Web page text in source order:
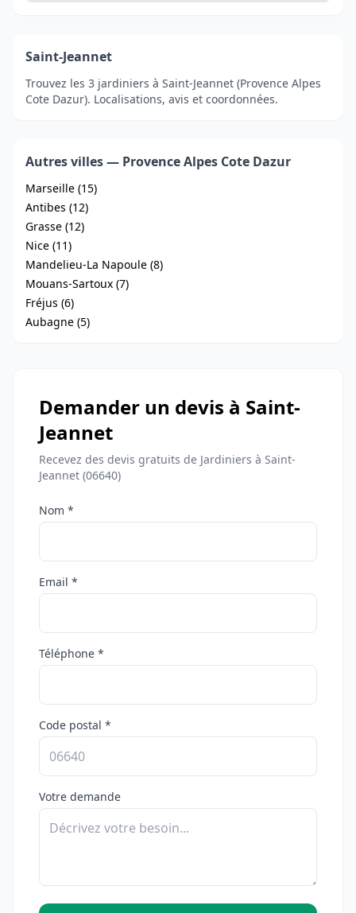
Saint-Jeannet
Trouvez les 3 jardiniers à Saint-Jeannet (Provence Alpes
Cote Dazur). Localisations, avis et coordonnées.
Autres villes — Provence Alpes Cote Dazur
Marseille (15)
Antibes (12)
Grasse (12)
Nice (11)
Mandelieu-La Napoule (8)
Mouans-Sartoux (7)
Fréjus (6)
Aubagne (5)
Demander un devis à Saint-
Jeannet
Recevez des devis gratuits de Jardiniers à Saint-
Jeannet (06640)
Nom *
Email *
Téléphone *
Code postal *
Votre demande